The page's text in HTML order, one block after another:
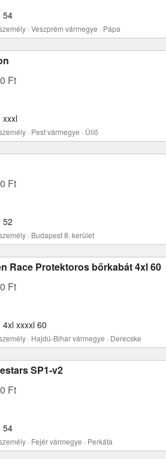
54
· Veszprém vármegye · Pápa
Ft
xxxl
· Pest vármegye · Üllő
Ft
52
· Budapest 8. kerület
Race Protektoros bőrkabát 4xl 60
Ft
4xl xxxxl 60
· Hajdú-Bihar vármegye · Derecske
SP1-v2
Ft
54
· Fejér vármegye · Perkáta